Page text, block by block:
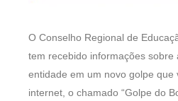
O Conselho Regional de
tem recebido informações sobre
entidade em um novo golpe
internet, o chamado “Golpe do